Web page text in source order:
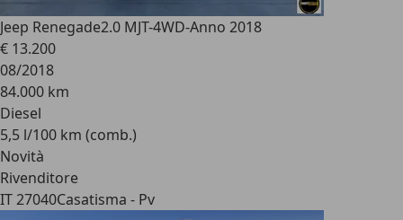
Jeep Renegade2.0 MJT-4WD-Anno 2018
€ 13.200
08/2018
84.000 km
Diesel
5,5 l/100 km (comb.)
Novità
Rivenditore
IT 27040Casatisma - Pv